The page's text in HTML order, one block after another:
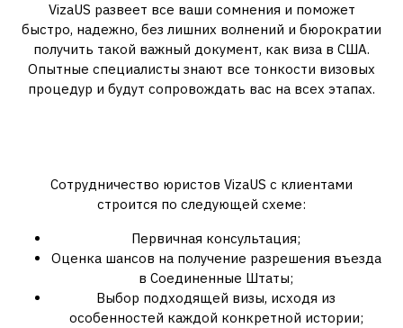
VizaUS развеет все ваши сомнения и поможет
быстро, надежно, без лишних волнений и бюрократии
получить такой важный документ, как виза в США.
Опытные специалисты знают все тонкости визовых
процедур и будут сопровождать вас на всех этапах.
Сотрудничество юристов VizaUS с клиентами
строится по следующей схеме:
Первичная консультация;
Оценка шансов на получение разрешения въезда
в Соединенные Штаты;
Выбор подходящей визы, исходя из
особенностей каждой конкретной истории;